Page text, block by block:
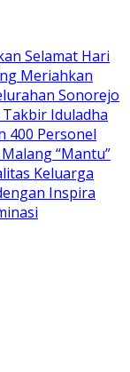
Selamat Hari
Meriahkan
Sonorejo
Takbir Iduladha
400 Personel
“Mantu”
Keluarga
Inspira